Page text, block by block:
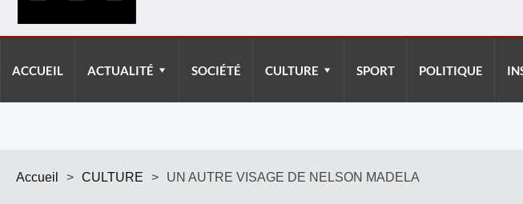
ACCUEIL ACTUALITÉ SOCIÉTÉ CULTURE SPORT POLITIQUE
Accueil > CULTURE > UN AUTRE VISAGE DE NELSON MADELA